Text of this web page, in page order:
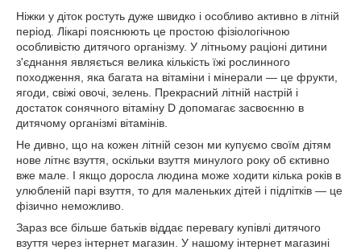
Ніжки у діток ростуть дуже швидко і особливо активно в літній
період. Лікарі пояснюють це простою фізіологічною
особливістю дитячого організму. У літньому раціоні дитини
з'єднання являється велика кількість їжі рослинного
походження, яка багата на вітаміни і мінерали ― це фрукти,
ягоди, свіжі овочі, зелень. Прекрасний літній настрій і
достаток сонячного вітаміну D допомагає засвоєнню в
дитячому організмі вітамінів.
Не дивно, що на кожен літній сезон ми купуємо своїм дітям
нове літнє взуття, оскільки взуття минулого року об єктивно
вже мале. І якщо доросла людина може ходити кілька років в
улюбленій парі взуття, то для маленьких дітей і підлітків ― це
фізично неможливо.
Зараз все більше батьків віддає перевагу купівлі дитячого
взуття через інтернет магазин. У нашому інтернет магазині